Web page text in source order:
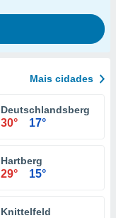
Mais cidades
Deutschlandsberg
30° 17°
Hartberg
29° 15°
Knittelfeld